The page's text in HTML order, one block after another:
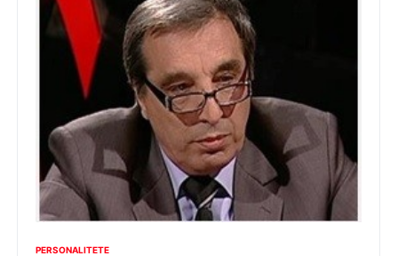
PERSONALITETE